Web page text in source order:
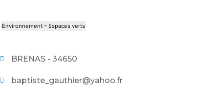
Environnement – Espaces verts
BRENAS - 34650
baptiste_gauthier@yahoo.fr